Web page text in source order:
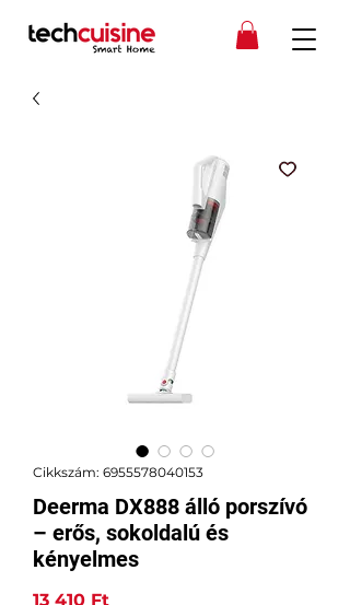
Cikkszám: 6955578040153
Deerma DX888 álló porszívó
– erős, sokoldalú és
kényelmes
13 410 FtÁr